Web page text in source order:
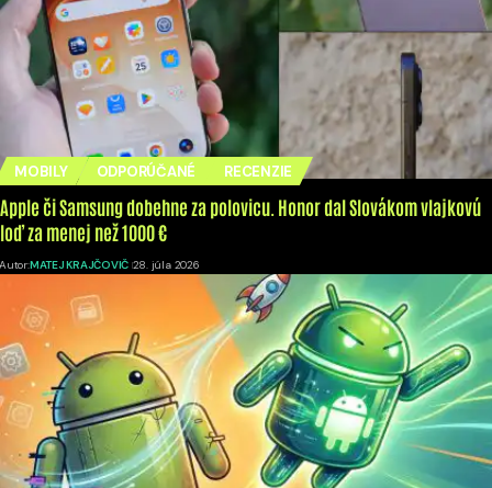
MOBILY ODPORÚČANÉ RECENZIE
Apple či Samsung dobehne za polovicu. Honor dal Slovákom vlajkovú
loď za menej než 1000 €
Autor:MATEJ KRAJČOVIČ 28. júla 2026